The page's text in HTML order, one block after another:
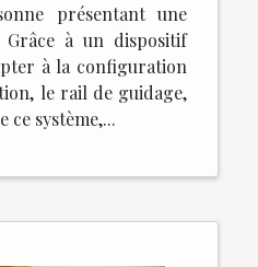
présentant une
à un dispositif
à la configuration
le rail de guidage,
ce système,...